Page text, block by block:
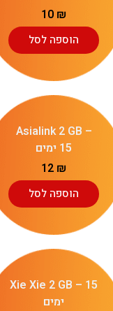
10 ₪
הוספה לסל
Asialink 2 GB –
15 ימים
12 ₪
הוספה לסל
Xie Xie 2 GB – 15
ימים